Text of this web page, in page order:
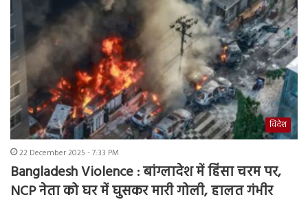
विदेश
22 December 2025 - 7:33 PM
Bangladesh Violence : बांग्लादेश में हिंसा चरम पर,
NCP नेता को घर में घुसकर मारी गोली, हालत गंभीर